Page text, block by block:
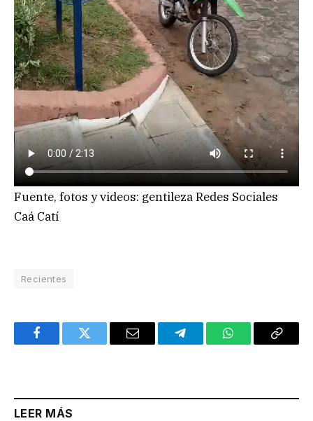
Fuente, fotos y videos: gentileza Redes Sociales
Caá Catí
Recientes
FacebookTwitter Email TelegramWhatsAppCopy
LEER MÁS